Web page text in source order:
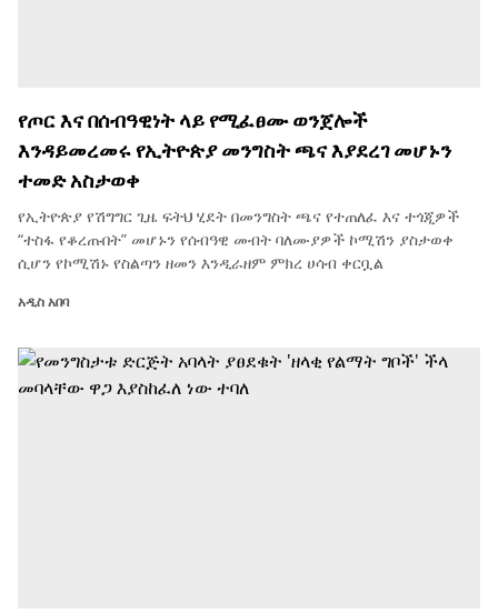
የጦር እና በሰብዓዊነት ላይ የሚፈፀሙ ወንጀሎች
እንዳይመረመሩ የኢትዮጵያ መንግስት ጫና እያደረገ መሆኑን
ተመድ አስታወቀ
የኢትዮጵያ የሽግግር ጊዜ ፍትህ ሂደት በመንግስት ጫና የተጠለፈ እና ተጎጂዎች
“ተስፋ የቆረጡበት” መሆኑን የሰብዓዊ መብት ባለሙያዎች ኮሚሽን ያስታወቀ
ሲሆን የኮሚሽኑ የስልጣን ዘመን እንዲራዘም ምክረ ሀሳብ ቀርቧል
አዲስ አበባ